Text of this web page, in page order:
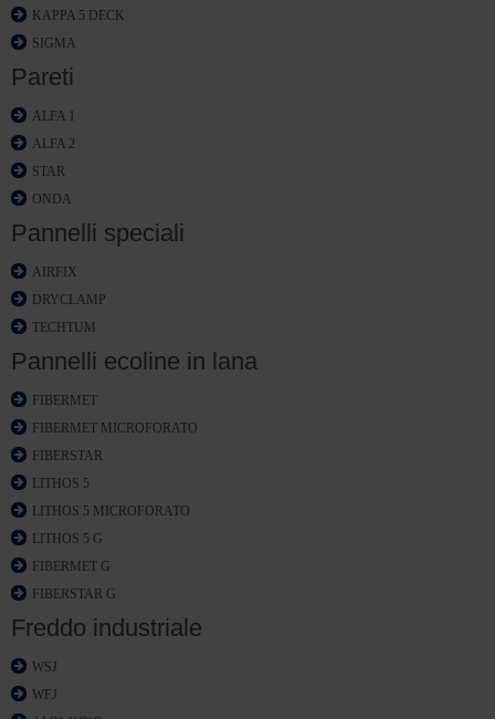
KAPPA 5 DECK
SIGMA
Pareti
ALFA 1
ALFA 2
STAR
ONDA
Pannelli speciali
AIRFIX
DRYCLAMP
TECHTUM
Pannelli ecoline in lana
FIBERMET
FIBERMET MICROFORATO
FIBERSTAR
LITHOS 5
LITHOS 5 MICROFORATO
LITHOS 5 G
FIBERMET G
FIBERSTAR G
Freddo industriale
WSJ
WFJ